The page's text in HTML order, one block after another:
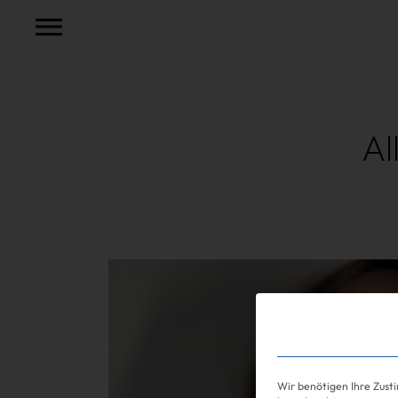
Wir benötigen Ihre